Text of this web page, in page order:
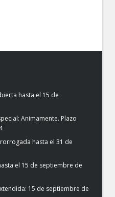
hasta el 15 de
Animamente. Plazo
hasta el 31 de
el 15 de septiembre de
15 de septiembre de